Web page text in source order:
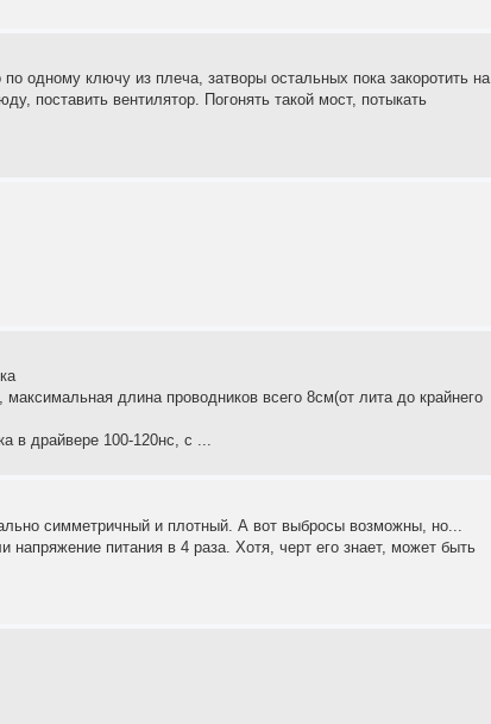
одному ключу из плеча, затворы остальных пока закоротить на
поставить вентилятор. Погонять такой мост, потыкать
длина проводников всего 8см(от лита до крайнего
в драйвере 100-120нс, с ...
симметричный и плотный. А вот выбросы возможны, но...
питания в 4 раза. Хотя, черт его знает, может быть